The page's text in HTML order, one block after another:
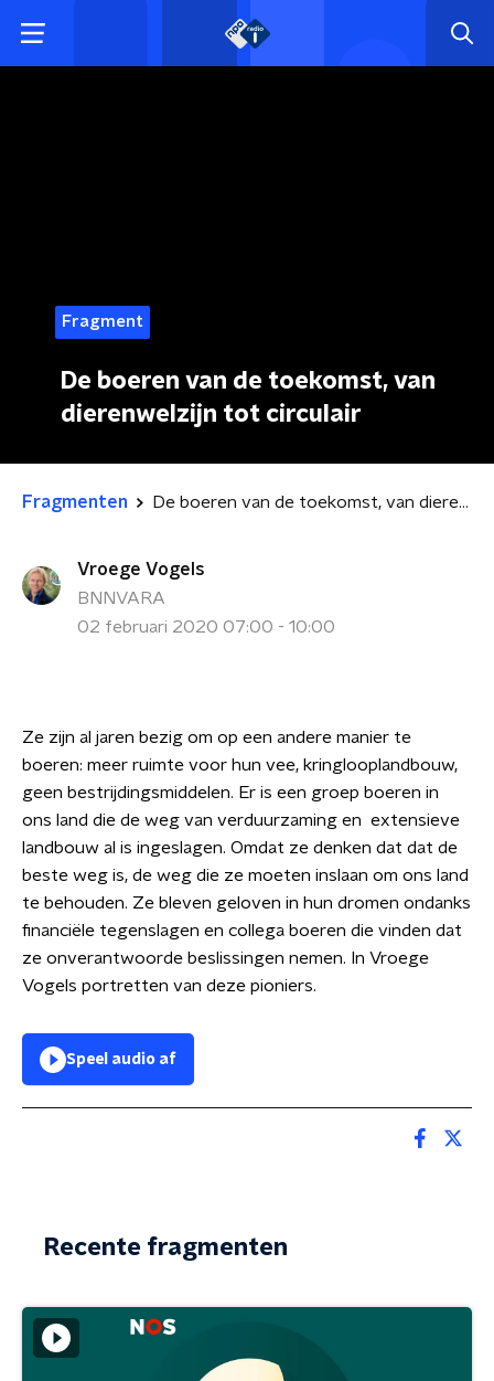
Fragment
De boeren van de toekomst, van
dierenwelzijn tot circulair
Fragmenten De boeren van de toekomst, van dierenwelzijn tot circulair
Vroege Vogels
BNNVARA
02 februari 2020 07:00 - 10:00
Ze zijn al jaren bezig om op een andere manier te
boeren: meer ruimte voor hun vee, kringlooplandbouw,
geen bestrijdingsmiddelen. Er is een groep boeren in
ons land die de weg van verduurzaming en extensieve
landbouw al is ingeslagen. Omdat ze denken dat dat de
beste weg is, de weg die ze moeten inslaan om ons land
te behouden. Ze bleven geloven in hun dromen ondanks
financiële tegenslagen en collega boeren die vinden dat
ze onverantwoorde beslissingen nemen. In Vroege
Vogels portretten van deze pioniers.
Speel audio af
Recente fragmenten